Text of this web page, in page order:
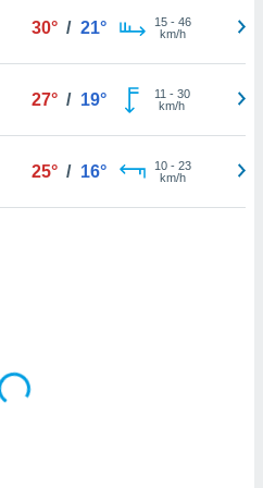
30° / 21° 15- 46
km/h
27° / 19° 11 - 30
km/h
25° / 16° 10- 23
km/h